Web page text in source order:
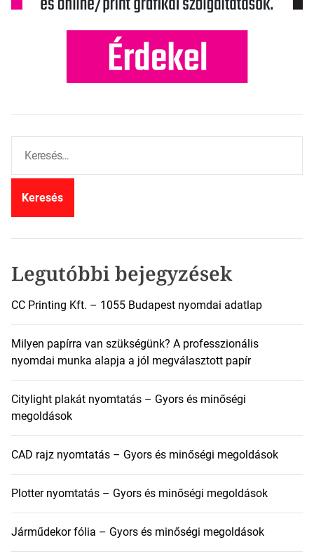
r
Legutóbbi bejegyzések
CC Printing Kft. – 1055 Budapest nyomdai adatlap
Milyen papírra van szükségünk? A professzionális
nyomdai munka alapja a jól megválasztott papír
Citylight plakát nyomtatás – Gyors és minőségi
megoldások
CAD rajz nyomtatás – Gyors és minőségi megoldások
Plotter nyomtatás – Gyors és minőségi megoldások
Járműdekor fólia – Gyors és minőségi megoldások